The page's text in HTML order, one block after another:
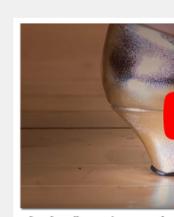
紳士用のピアノシューズ
ヒールのメンテナンス
ピアノシューズについて